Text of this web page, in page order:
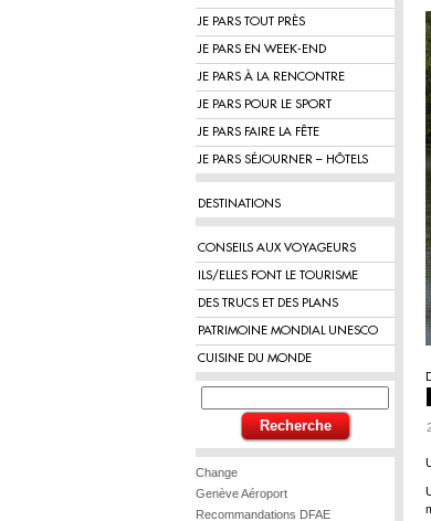
JE PARS TOUT PRÈS
JE PARS EN WEEK-END
JE PARS À LA RENCONTRE
JE PARS POUR LE SPORT
JE PARS FAIRE LA FÊTE
JE PARS SÉJOURNER – HÔTELS
DESTINATIONS
CONSEILS AUX VOYAGEURS
ILS/ELLES FONT LE TOURISME
DES TRUCS ET DES PLANS
PATRIMOINE MONDIAL UNESCO
CUISINE DU MONDE
Change
Genève Aéroport
Recommandations DFAE